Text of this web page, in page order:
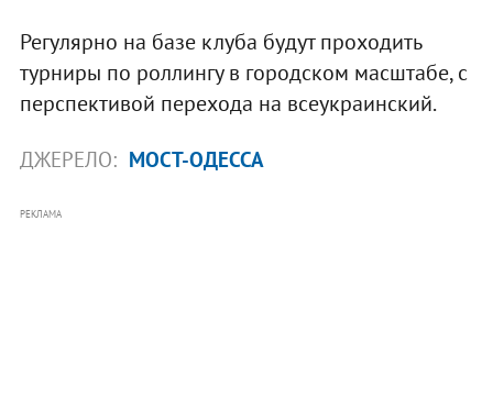
Регулярно на базе клуба будут проходить
турниры по роллингу в городском масштабе, с
перспективой перехода на всеукраинский.
ДЖЕРЕЛО: МОСТ-ОДЕССА
РЕКЛАМА